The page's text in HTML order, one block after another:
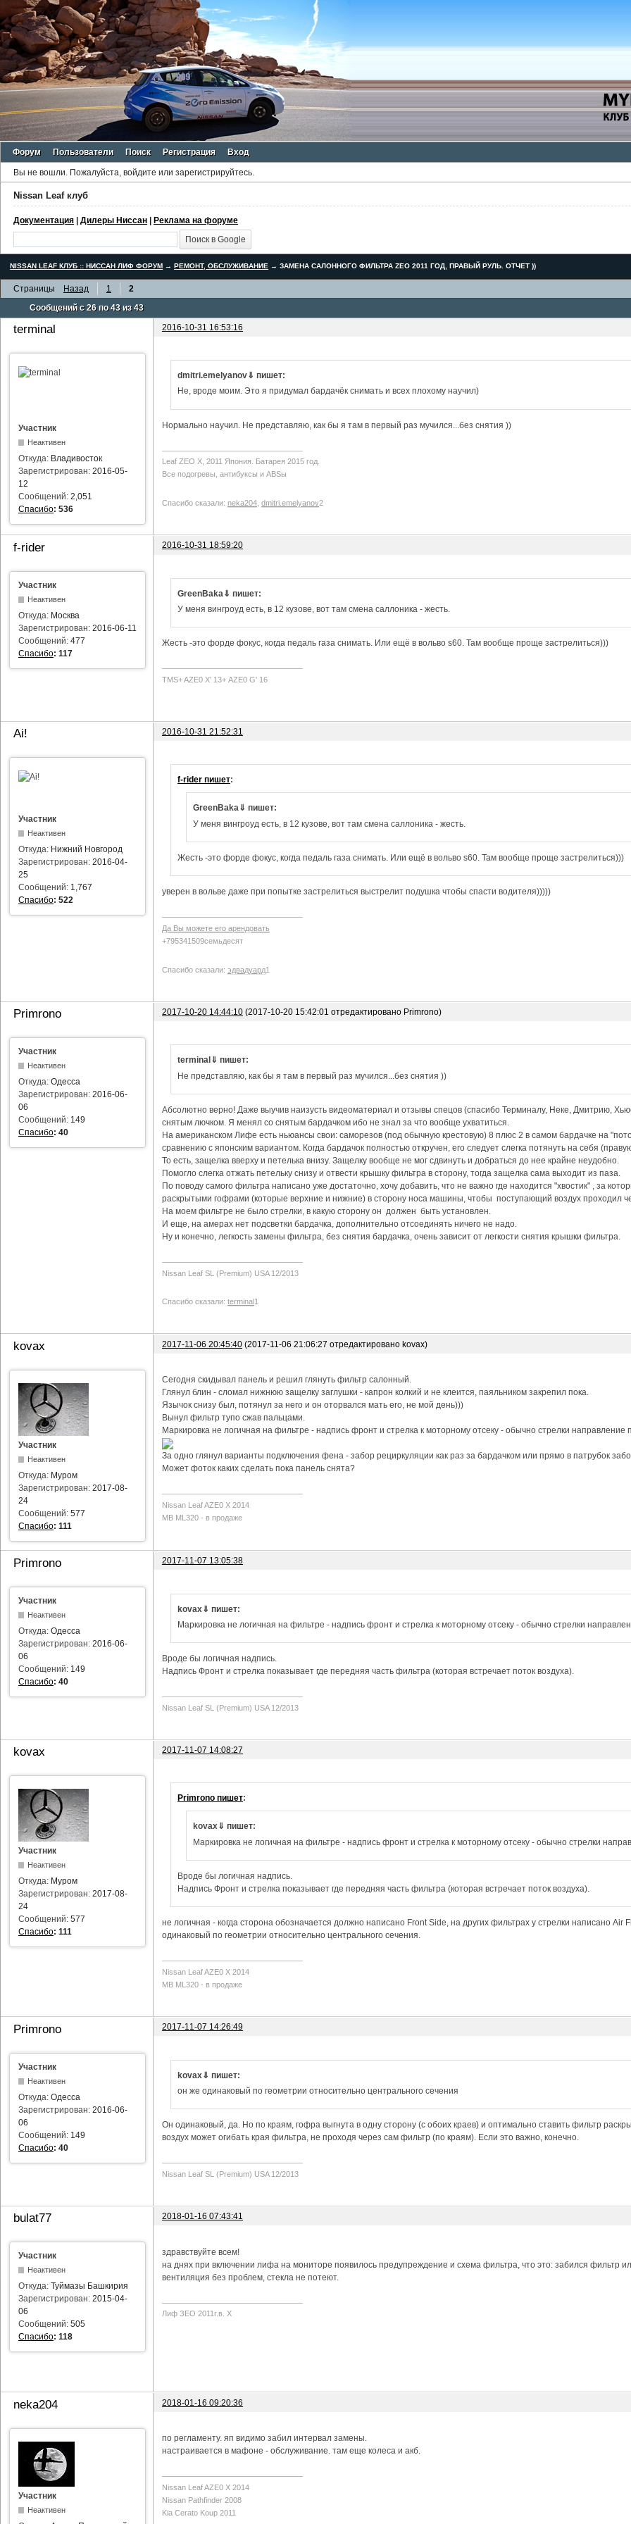
Форум Пользователи Поиск Регистрация Вход
Вы не вошли. Пожалуйста, войдите или зарегистрируйтесь.
Nissan Leaf клуб
Документация | Дилеры Ниссан | Реклама на форуме
NISSAN LEAF КЛУБ :: НИССАН ЛИФ ФОРУМ → РЕМОНТ, ОБСЛУЖИВАНИЕ →ЗАМЕНА САЛОННОГО ФИЛЬТРА ZEO 2011 ГОД, ПРАВЫЙ РУЛЬ. ОТЧЕТ ))
Страницы Назад 1
2
Сообщений с 26 по 43 из 43
terminal 2016-10-31 16:53:16
Участник
Неактивен
Откуда: Владивосток
Зарегистрирован: 2016-05-
12
Сообщений: 2,051
Спасибо: 536
dmitri.emelyanov⇓ пишет:
Не, вроде моим. Это я придумал бардачёк снимать и всех плохому научил)
Нормально научил. Не представляю, как бы я там в первый раз мучился...без снятия ))
Leaf ZEO Х, 2011 Япония. Батарея 2015 год.
Все подогревы, антибуксы и ABSы
Спасибо сказали: neka204 dmitri.emelyanov2
f-rider 2016-10-31 18:59:20
Участник
Неактивен
Откуда: Москва
Зарегистрирован: 2016-06-11
Сообщений: 477
Спасибо: 117
GreenBaka⇓ пишет:
У меня вингроуд есть, в 12 кузове, вот там смена саллоника - жесть.
Жесть -это форде фокус, когда педаль газа снимать. Или ещё в вольво s60. Там вообще проще застрелиться)))
TMS+ AZE0 Х' 13+ AZE0 G' 16
Ai! 2016-10-31 21:52:31
Участник
Неактивен
Откуда: Нижний Новгород
Зарегистрирован: 2016-04-
25
Сообщений: 1,767
Спасибо: 522
f-rider пишет:
GreenBaka⇓ пишет:
У меня вингроуд есть, в 12 кузове, вот там смена саллоника - жесть.
Жесть -это форде фокус, когда педаль газа снимать. Или ещё в вольво s60. Там вообще проще застрелиться)))
уверен в вольве даже при попытке застрелиться выстрелит подушка чтобы спасти водителя)))))
Да Вы можете его арендовать
+795341509семьдесят
Спасибо сказали: эдвадуард1
Primrono 2017-10-20 14:44:10 (2017-10-20 15:42:01 отредактировано Primrono)
Участник
Неактивен
Откуда: Одесса
Зарегистрирован: 2016-06-
06
Сообщений: 149
Спасибо: 40
terminal⇓ пишет:
Не представляю, как бы я там в первый раз мучился...без снятия ))
Абсолютно верно! Даже выучив наизусть видеоматериал и отзывы спецов (спасибо Терминалу, Неке, Дмитрию,
снятым лючком. Я менял со снятым бардачком ибо не знал за что вообще ухватиться.
На американском Лифе есть ньюансы свои: саморезов (под обычную крестовую) 8 плюс 2 в самом бардачке на
сравнению с японским вариантом. Когда бардачок полностью откручен, его следует слегка потянуть на себя
То есть, защелка вверху и петелька внизу. Защелку вообще не мог сдвинуть и добраться до нее крайне неудобно.
Помогло слегка отжать петельку снизу и отвести крышку фильтра в сторону, тогда защелка сама выходит из паза.
По поводу самого фильтра написано уже достаточно, хочу добавить, что не важно где находится "хвостик" , за
раскрытыми гофрами (которые верхние и нижние) в сторону носа машины, чтобы поступающий воздух проходил
На моем фильтре не было стрелки, в какую сторону он должен быть установлен.
И еще, на амерах нет подсветки бардачка, дополнительно отсоединять ничего не надо.
Ну и конечно, легкость замены фильтра, без снятия бардачка, очень зависит от легкости снятия крышки фильтра.
Nissan Leaf SL (Premium) USA 12/2013
Спасибо сказали: terminal 1
kovax 2017-11-06 20:45:40 (2017-11-06 21:06:27 отредактировано kovax)
Участник
Неактивен
Откуда: Муром
Зарегистрирован: 2017-08-
24
Сообщений: 577
Спасибо: 111
Сегодня скидывал панель и решил глянуть фильтр салонный.
Глянул блин - сломал нижнюю защелку заглушки - капрон колкий и не клеится, паяльником закрепил пока.
Язычок снизу был, потянул за него и он оторвался мать его, не мой день)))
Вынул фильтр тупо сжав пальцами.
Маркировка не логичная на фильтре - надпись фронт и стрелка к моторному отсеку - обычно стрелки направление
За одно глянул варианты подключения фена - забор рециркуляции как раз за бардачком или прямо в патрубок
Может фоток каких сделать пока панель снята?
Nissan Leaf AZE0 X 2014
MB ML320 - в продаже
Primrono 2017-11-07 13:05:38
Участник
Неактивен
Откуда: Одесса
Зарегистрирован: 2016-06-
06
Сообщений: 149
Спасибо: 40
kovax⇓ пишет:
Маркировка не логичная на фильтре - надпись фронт и стрелка к моторному отсеку - обычно стрелки
Вроде бы логичная надпись.
Надпись Фронт и стрелка показывает где передняя часть фильтра (которая встречает поток воздуха).
Nissan Leaf SL (Premium) USA 12/2013
kovax 2017-11-07 14:08:27
Участник
Неактивен
Откуда: Муром
Зарегистрирован: 2017-08-
24
Сообщений: 577
Спасибо: 111
Primrono пишет:
kovax⇓ пишет:
Маркировка не логичная на фильтре - надпись фронт и стрелка к моторному отсеку - обычно стрелки
Вроде бы логичная надпись.
Надпись Фронт и стрелка показывает где передняя часть фильтра (которая встречает поток воздуха).
не логичная - когда сторона обозначается должно написано Front Side, на других фильтрах у стрелки написано
одинаковый по геометрии относительно центрального сечения.
Nissan Leaf AZE0 X 2014
MB ML320 - в продаже
Primrono 2017-11-07 14:26:49
Участник
Неактивен
Откуда: Одесса
Зарегистрирован: 2016-06-
06
Сообщений: 149
Спасибо: 40
kovax⇓ пишет:
он же одинаковый по геометрии относительно центрального сечения
Он одинаковый, да. Но по краям, гофра выгнута в одну сторону (с обоих краев) и оптимально ставить фильтр
воздух может огибать края фильтра, не проходя через сам фильтр (по краям). Если это важно, конечно.
Nissan Leaf SL (Premium) USA 12/2013
bulat77 2018-01-16 07:43:41
Участник
Неактивен
Откуда: Туймазы Башкирия
Зарегистрирован: 2015-04-
06
Сообщений: 505
Спасибо: 118
здравствуйте всем!
на днях при включении лифа на мониторе появилось предупреждение и схема фильтра, что это: забился фильтр
вентиляция без проблем, стекла не потеют.
Лиф ЗЕО 2011г.в. Х
neka204 2018-01-16 09:20:36
Участник
Неактивен
по регламенту. яп видимо забил интервал замены.
настраивается в мафоне - обслуживание. там еще колеса и акб.
Nissan Leaf AZE0 X 2014
Nissan Pathfinder 2008
Kia Cerato Koup 2011